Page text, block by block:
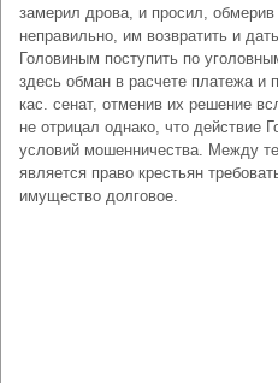
замерил дрова, и просил,
неправильно, им возвратить и
Головиным поступить по
здесь обман в расчете платежа и
кас. сенат, отменив их решение
не отрицал однако, что действие
условий мошенничества. Между
является право крестьян
имущество долговое.